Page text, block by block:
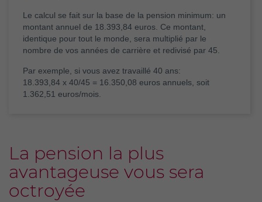
Le calcul se fait sur la base de la pension minimum: un
montant annuel de 18.393,84 euros. Ce montant,
identique pour tout le monde, sera multiplié par le
nombre de vos années de carrière et redivisé par 45.
Par exemple, si vous avez travaillé 40 ans:
18.393,84 x 40/45 = 16.350,08 euros annuels, soit
1.362,51 euros/mois.
La pension la plus
avantageuse vous sera
octroyée